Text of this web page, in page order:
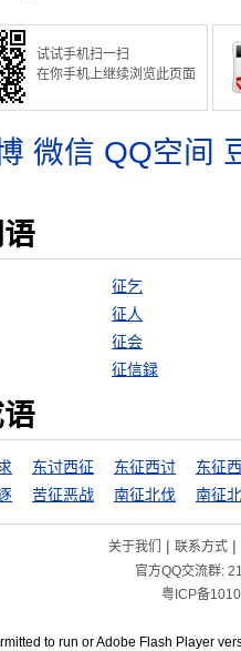
试试手机扫一扫
在你手机上继续浏览此页面
微信 QQ空间
征乞
征人
征会
征信録
东讨西征 东征西讨
东征
苦征恶战 南征北伐 南征
关于我们 | 联系方式|
官方QQ交流群:
粤ICP备
to run or Adobe Flash Player